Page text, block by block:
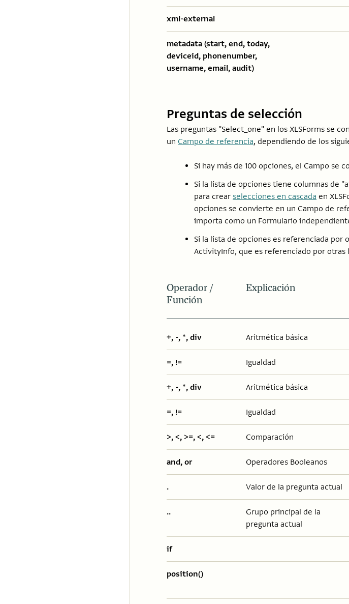
xml-external
metadata (start, end, today,
deviceid, phonenumber,
username, email, audit)
Preguntas de selección
Las preguntas "Select_one" en los XLSForms se
un Campo de referencia, dependiendo de los
Si hay más de 100 opciones, el Campo se
Si la lista de opciones tiene columnas de
para crear selecciones en cascada en
opciones se convierte en un Campo de
importa como un Formulario
Si la lista de opciones es referenciada
ActivityInfo, que es referenciado por otras
Operador /
Función
Explicación
+, -, *, div Aritmética básica
=, != Igualdad
+, -, *, div Aritmética básica
=, != Igualdad
>, <, >=, <, <= Comparación
and, or Operadores Booleanos
. Valor de la pregunta actual
..
Grupo principal de la
pregunta actual
if
position()